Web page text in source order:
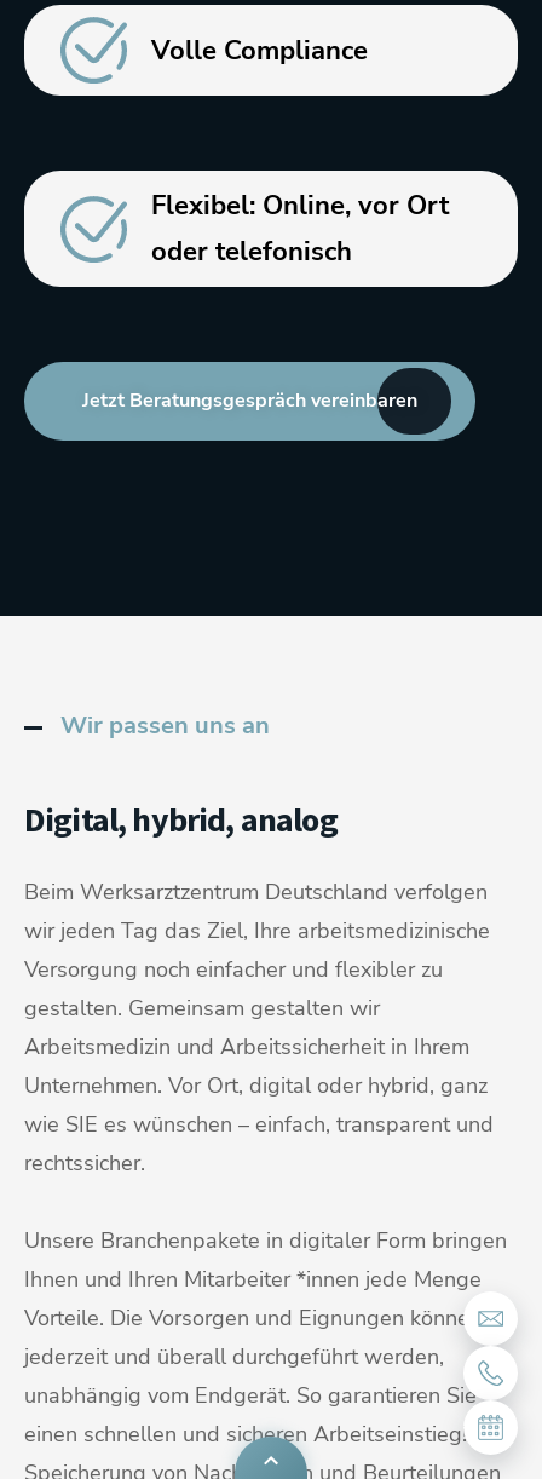
Volle Compliance
Flexibel: Online, vor Ort
oder telefonisch
Jetzt Beratungsgespräch vereinbaren
Wir passen uns an
Digital, hybrid, analog
Beim Werksarztzentrum Deutschland verfolgen
wir jeden Tag das Ziel, Ihre arbeitsmedizinische
Versorgung noch einfacher und flexibler zu
gestalten. Gemeinsam gestalten wir
Arbeitsmedizin und Arbeitssicherheit in Ihrem
Unternehmen. Vor Ort, digital oder hybrid, ganz
wie SIE es wünschen – einfach, transparent und
rechtssicher.
Unsere Branchenpakete in digitaler Form bringen
Ihnen und Ihren Mitarbeiter *innen jede Menge
Vorteile. Die Vorsorgen und Eignungen können
jederzeit und überall durchgeführt werden,
unabhängig vom Endgerät. So garantieren Sie
einen schnellen und sicheren Arbeitseinstieg! Die